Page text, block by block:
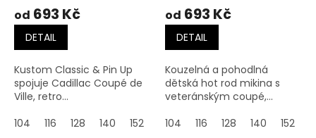
od 693 Kč
DETAIL
Kustom Classic & Pin Up
spojuje Cadillac Coupé de
Ville, retro...
104
116 128 140 152 164
od 693 Kč
DETAIL
Kouzelná a pohodlná
dětská hot rod mikina s
veteránským coupé,...
104
116 128 140 152